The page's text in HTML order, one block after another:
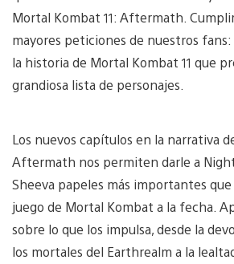
Mortal Kombat 11: Aftermath.
mayores peticiones de nuestros
la historia de Mortal Kombat 11 que
grandiosa lista de personajes.
Los nuevos capítulos en la narrativa
Aftermath nos permiten darle a
Sheeva papeles más importantes
juego de Mortal Kombat a la fecha.
sobre lo que los impulsa, desde la
los mortales del Earthrealm a la